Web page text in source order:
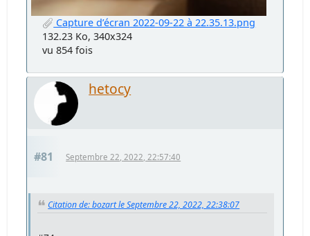
Capture d’écran 2022-09-22 à 22.35.13.png
132.23 Ko, 340x324
vu 854 fois
hetocy
#81 Septembre 22, 2022, 22:57:40
Citation de: bozart le Septembre 22, 2022, 22:38:07